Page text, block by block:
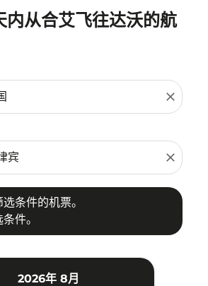
内从合艾飞往达沃的航
close
close
条件的机票。
件。
条件的机票。请调整您的筛选条件。
2026年 8月